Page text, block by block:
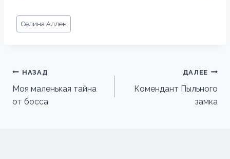
Метки
записи:
Селина Аллен
Навигация
по
записям
НАЗАД
Моя маленькая тайна
от босса
ДАЛЕЕ
Комендант Пыльного
замка